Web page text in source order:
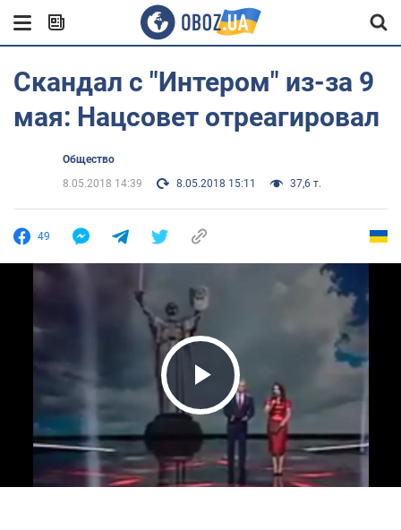
Скандал с "Интером" из-за 9
мая: Нацсовет отреагировал
Общество
8.05.2018 14:39
8.05.2018 15:11 37,6 т.
49
Play Video